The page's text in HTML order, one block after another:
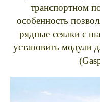
транспортном
особенность
рядные сеялки с
установить модули